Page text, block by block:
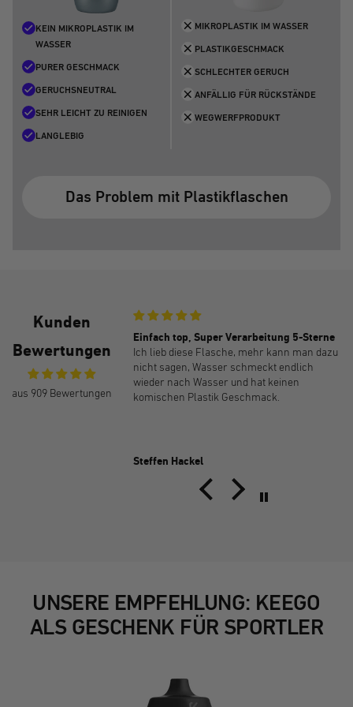
KEIN MIKROPLASTIK IM
WASSER
PURER GESCHMACK
GERUCHSNEUTRAL
SEHR LEICHT ZU REINIGEN
LANGLEBIG
MIKROPLASTIK IM WASSER
PLASTIKGESCHMACK
SCHLECHTER GERUCH
ANFÄLLIG FÜR RÜCKSTÄNDE
WEGWERFPRODUKT
Das Problem mit Plastikflaschen
Kunden
Bewertungen
aus 909 Bewertungen
nie Bewertungen,
hinter mir hab.... war
alle hatten trotz
Einfach top, Super Verarbeitung 5-Sterne
Ich lieb diese Flasche, mehr kann man dazu
nicht sagen, Wasser schmeckt endlich
wieder nach Wasser und hat keinen
komischen Plastik Geschmack.
Steffen Hackel
UNSERE EMPFEHLUNG: KEEGO
ALS GESCHENK FÜR SPORTLER